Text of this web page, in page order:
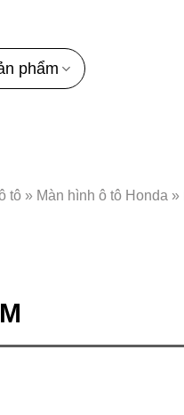
phẩm
tô » Màn hình ô tô Honda »